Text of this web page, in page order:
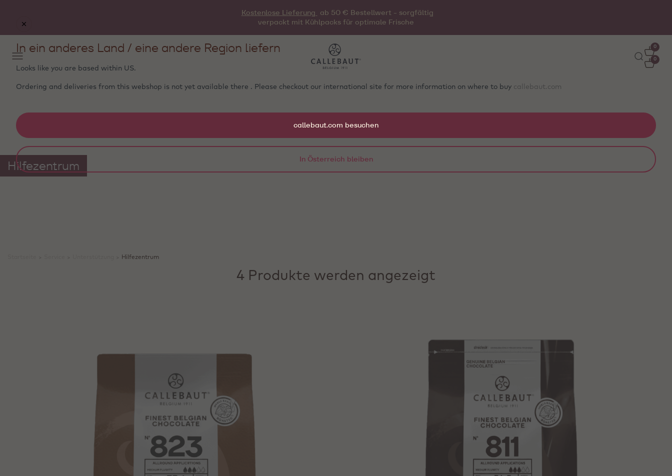
Kostenlose Lieferung
ab 50 € Bestellwert - sorgfältig
verpackt mit Kühlpacks für optimale Frische
0
0
Hilfezentrum
Hilfezentrum
4 Produkte werden angezeigt
In ein anderes Land / eine andere Region liefern
Looks like you are based within US.
Ordering and deliveries from this webshop is not yet available there . Please checkout our international site for more information on where to buy callebaut.com
callebaut.com besuchen
In Österreich bleiben